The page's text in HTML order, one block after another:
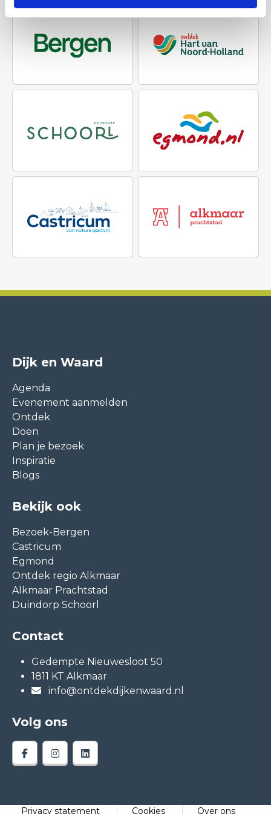
Dijk en Waard
Agenda
Evenement aanmelden
Ontdek
Doen
Plan je bezoek
Inspiratie
Blogs
Bekijk ook
Bezoek-Bergen
Castricum
Egmond
Ontdek regio Alkmaar
Alkmaar Prachtstad
Duindorp Schoorl
Contact
Gedempte Nieuwesloot 50
1811 KT Alkmaar
info@ontdekdijkenwaard.nl
Volg ons
Privacy statement Cookies Over ons